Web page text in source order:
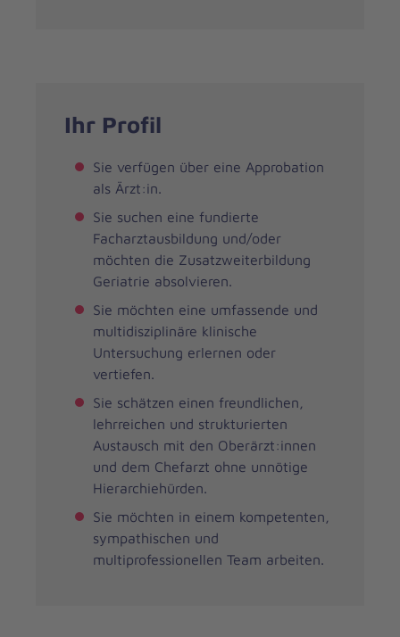
Ihr Profil
Sie verfügen über eine Approbation
als Ärzt:in.
Sie suchen eine fundierte
Facharztausbildung und/oder
möchten die Zusatzweiterbildung
Geriatrie absolvieren.
Sie möchten eine umfassende und
multidisziplinäre klinische
Untersuchung erlernen oder
vertiefen.
Sie schätzen einen freundlichen,
lehrreichen und strukturierten
Austausch mit den Oberärzt:innen
und dem Chefarzt ohne unnötige
Hierarchiehürden.
Sie möchten in einem kompetenten,
sympathischen und
multiprofessionellen Team arbeiten.